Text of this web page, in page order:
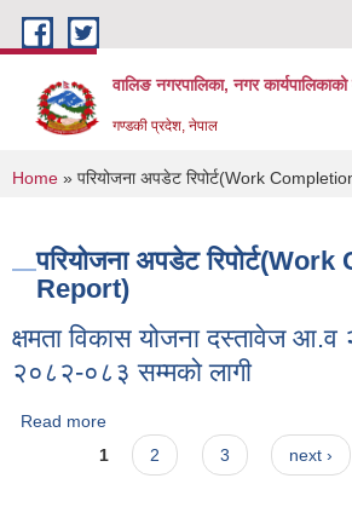
Skip to main content
वालिङ नगरपालिका, नगर कार्यपालिकाको
गण्डकी प्रदेश, नेपाल
You are here
Home » परियोजना अपडेट रिपोर्ट(Work
परियोजना अपडेट
Report)
क्षमता विकास योजना दस्तावेज
२०८२-०८३ सम्मको लागी
Read more
सम्मको लागी
Pages
1 2 3 next ›